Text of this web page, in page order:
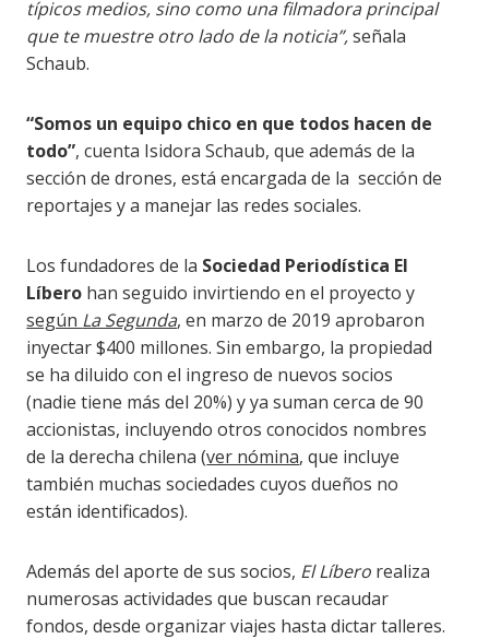
típicos medios, sino como una filmadora principal
que te muestre otro lado de la noticia”,señala
Schaub.
“Somos un equipo chico en que todos hacen de
todo”, cuenta Isidora Schaub, que además de la
sección de drones, está encargada de la sección de
reportajes y a manejar las redes sociales.
Los fundadores de la Sociedad Periodística El
Líbero han seguido invirtiendo en el proyecto y
según La Segunda, en marzo de 2019 aprobaron
inyectar $400 millones. Sin embargo, la propiedad
se ha diluido con el ingreso de nuevos socios
(nadie tiene más del 20%) y ya suman cerca de 90
accionistas, incluyendo otros conocidos nombres
de la derecha chilena (ver nómina, que incluye
también muchas sociedades cuyos dueños no
están identificados).
Además del aporte de sus socios, El Líbero realiza
numerosas actividades que buscan recaudar
fondos, desde organizar viajes hasta dictar talleres.